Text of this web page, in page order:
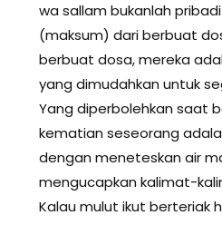
wa sallam bukanlah
(maksum) dari berbuat
berbuat dosa, mereka
yang dimudahkan untuk
Yang diperbolehkan saat
kematian seseorang
dengan meneteskan air
mengucapkan kalimat-
Kalau mulut ikut berteriak